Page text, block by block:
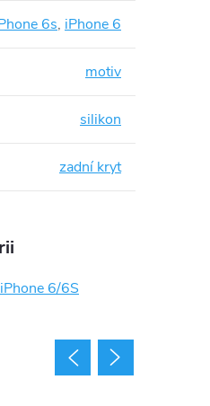
6s, iPhone 6
motiv
silikon
zadní kryt
6/6S